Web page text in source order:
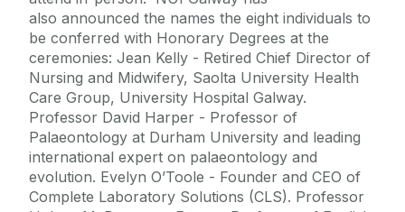
also announced the names the eight individuals to
be conferred with Honorary Degrees at the
ceremonies: Jean Kelly - Retired Chief Director of
Nursing and Midwifery, Saolta University Health
Care Group, University Hospital Galway.
Professor David Harper - Professor of
Palaeontology at Durham University and leading
international expert on palaeontology and
evolution. Evelyn O’Toole - Founder and CEO of
Complete Laboratory Solutions (CLS). Professor